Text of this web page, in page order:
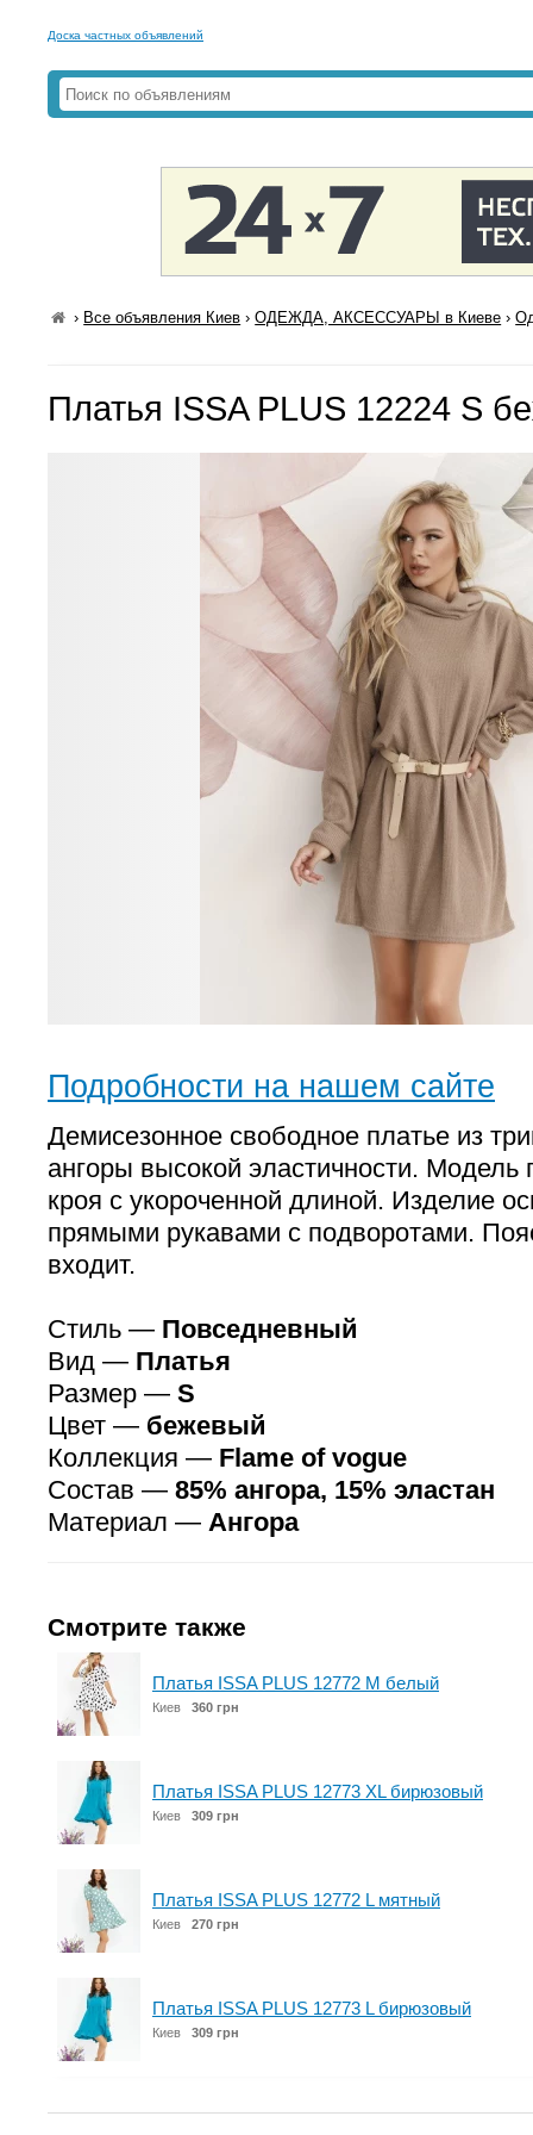
Доска частных объявлений
› Все объявления Киев ›ОДЕЖДА, АКСЕССУАРЫ в Киеве ›
Платья ISSA PLUS 12224 S
Подробности на нашем сайте
Демисезонное свободное платье из
ангоры высокой эластичности. Модель
кроя с укороченной длиной. Изделие
прямыми рукавами с подворотами.
входит.
Стиль — Повседневный
Вид — Платья
Размер — S
Цвет — бежевый
Коллекция — Flame of vogue
Состав — 85% ангора, 15% эластан
Материал — Ангора
Смотрите также
Платья ISSA PLUS 12772 M белый
Киев 360 грн
Платья ISSA PLUS 12773 XL бирюзовый
Киев 309 грн
Платья ISSA PLUS 12772 L мятный
Киев 270 грн
Платья ISSA PLUS 12773 L бирюзовый
Киев 309 грн